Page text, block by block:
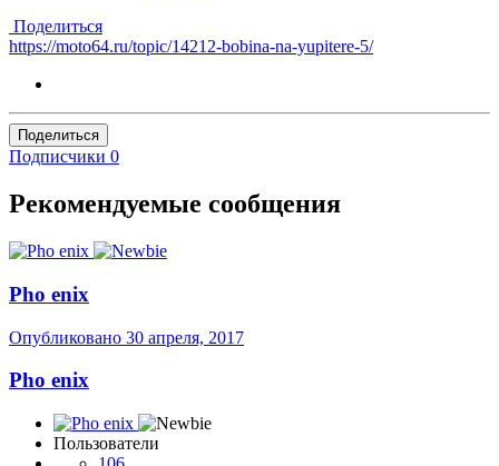
Поделиться
https://moto64.ru/topic/14212-bobina-na-yupitere-5/
Поделиться
Подписчики 0
Рекомендуемые сообщения
Pho enix
Опубликовано 30 апреля, 2017
Pho enix
Пользователи